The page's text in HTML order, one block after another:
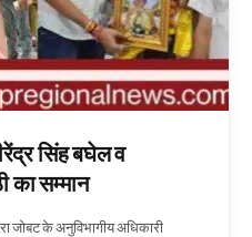
सिंह बघेल व
का सम्मान
जोबट के अनुविभागीय अधिकारी